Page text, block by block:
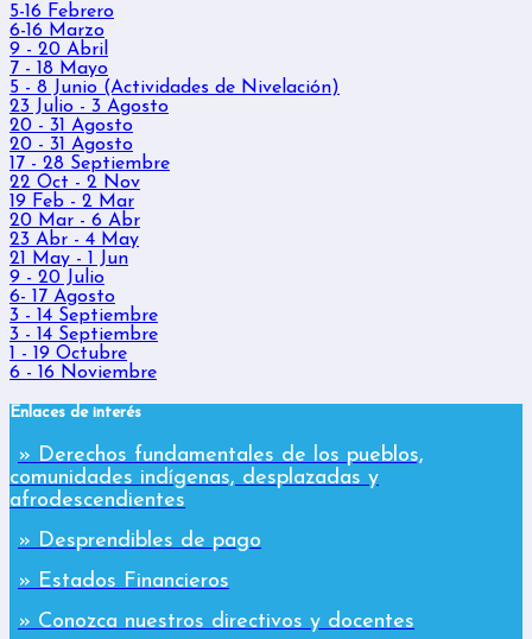
5-16 Febrero
6-16 Marzo
9 - 20 Abril
7 - 18 Mayo
5 - 8 Junio (Actividades de Nivelación)
23 Julio - 3 Agosto
20 - 31 Agosto
20 - 31 Agosto
17 - 28 Septiembre
22 Oct - 2 Nov
19 Feb - 2 Mar
20 Mar - 6 Abr
23 Abr - 4 May
21 May - 1 Jun
9 - 20 Julio
6- 17 Agosto
3 - 14 Septiembre
3 - 14 Septiembre
1 - 19 Octubre
6 - 16 Noviembre
Enlaces de interés
» Derechos fundamentales de los pueblos,
comunidades indígenas, desplazadas y
afrodescendientes
» Desprendibles de pago
» Estados Financieros
» Conozca nuestros directivos y docentes